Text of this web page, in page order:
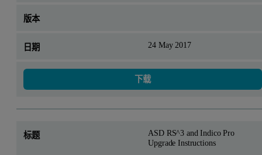
24 May 2017
下载
ASD RS^3 and Indico Pro
Upgrade Instructions